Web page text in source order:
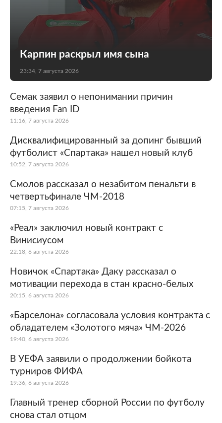
Карпин раскрыл имя сына
23:34, 7 августа 2026
Семак заявил о непонимании причин
введения Fan ID
11:16, 7 августа 2026
Дисквалифицированный за допинг бывший
футболист «Спартака» нашел новый клуб
10:52, 7 августа 2026
Смолов рассказал о незабитом пенальти в
четвертьфинале ЧМ-2018
07:15, 7 августа 2026
«Реал» заключил новый контракт с
Винисиусом
22:18, 6 августа 2026
Новичок «Спартака» Даку рассказал о
мотивации перехода в стан красно-белых
20:15, 6 августа 2026
«Барселона» согласовала условия контракта с
обладателем «Золотого мяча» ЧМ-2026
19:40, 6 августа 2026
В УЕФА заявили о продолжении бойкота
турниров ФИФА
19:36, 6 августа 2026
Главный тренер сборной России по футболу
снова стал отцом